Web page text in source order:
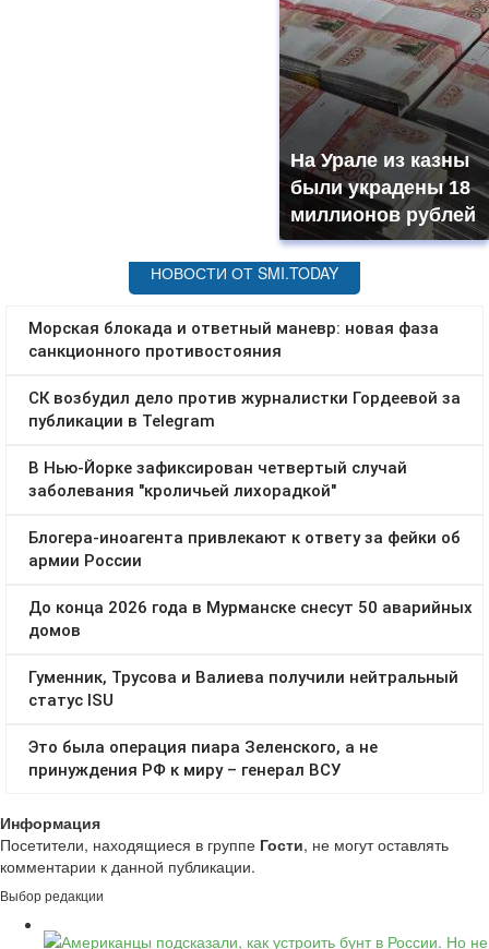
На Урале из казны
были украдены 18
миллионов рублей
Информация
Посетители, находящиеся в группе Гости, не могут оставлять
комментарии к данной публикации.
Выбор редакции